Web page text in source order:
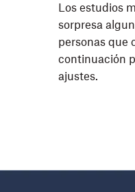
Los estudios
sorpresa
personas que
continuación
ajustes.